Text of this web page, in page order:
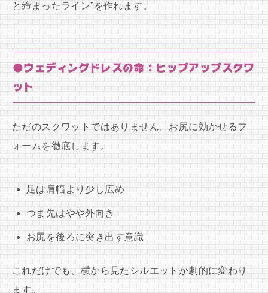
と締まったライン”を作れます。
●ウェディングドレスの命：ヒップアップスクワ
ット
ただのスクワットではありません。お尻に効かせるフ
ォームを徹底します。
足は肩幅より少し広め
つま先はやや外向き
お尻を後ろに突き出す意識
これだけでも、横から見たシルエットが劇的に変わり
ます。